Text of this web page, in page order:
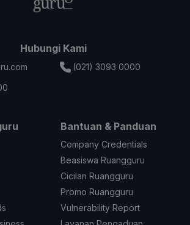
Hubungi Kami
(021) 3093 0000
Bantuan & Panduan
Company Credentials
Beasiswa Ruangguru
Cicilan Ruangguru
Promo Ruangguru
Vulnerability Report